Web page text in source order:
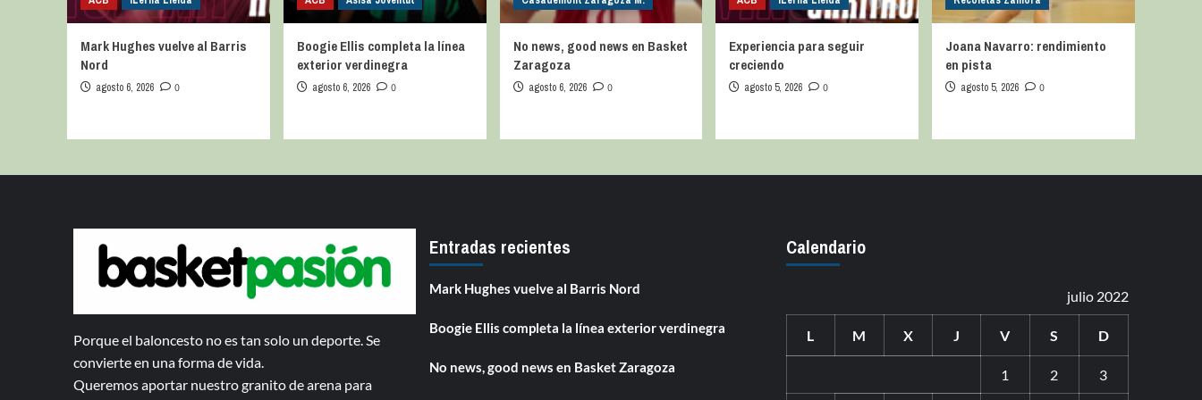
Mark Hughes vuelve al Barris
Nord
agosto 6, 2026 0
Boogie Ellis completa la línea
exterior verdinegra
agosto 6, 2026 0
No news, good news en Basket
Zaragoza
agosto 6, 2026 0
Experiencia para seguir
creciendo
agosto 5, 2026 0
Joana Navarro: rendimiento
en pista
agosto 5, 2026 0
Porque el baloncesto no es tan solo un deporte. Se
convierte en una forma de vida.
Queremos aportar nuestro granito de arena para
Entradas recientes
Mark Hughes vuelve al Barris Nord
Boogie Ellis completa la línea exterior verdinegra
No news, good news en Basket Zaragoza
Calendario
julio 2022
L M X J V S D
1 2 3